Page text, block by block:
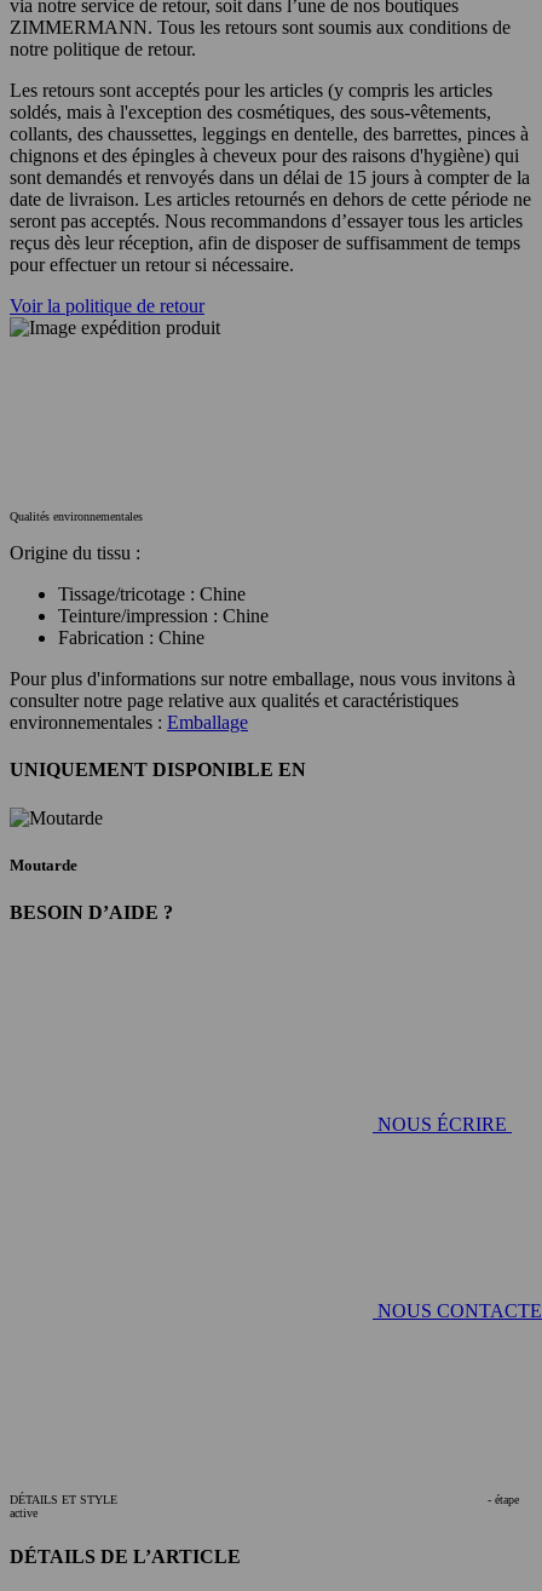
via notre service de retour, soit dans l’une de nos boutiques
ZIMMERMANN. Tous les retours sont soumis aux conditions de
notre politique de retour.
Les retours sont acceptés pour les articles (y compris les articles
soldés, mais à l'exception des cosmétiques, des sous-vêtements,
collants, des chaussettes, leggings en dentelle, des barrettes, pinces à
chignons et des épingles à cheveux pour des raisons d'hygiène) qui
sont demandés et renvoyés dans un délai de 15 jours à compter de la
date de livraison. Les articles retournés en dehors de cette période ne
seront pas acceptés. Nous recommandons d’essayer tous les articles
reçus dès leur réception, afin de disposer de suffisamment de temps
pour effectuer un retour si nécessaire.
Voir la politique de retour
Qualités environnementales
Origine du tissu :
Tissage/tricotage : Chine
Teinture/impression : Chine
Fabrication : Chine
Pour plus d'informations sur notre emballage, nous vous invitons à
consulter notre page relative aux qualités et caractéristiques
environnementales : Emballage
UNIQUEMENT DISPONIBLE EN
Moutarde
BESOIN D’AIDE ?
NOUS ÉCRIRE
NOUS
DÉTAILS ET STYLE
- étape
active
DÉTAILS DE L’ARTICLE